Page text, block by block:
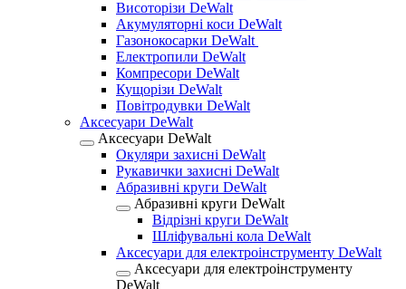
Висоторізи DeWalt
Акумуляторні коси DeWalt
Газонокосарки DeWalt
Електропили DeWalt
Компресори DeWalt
Кущорізи DeWalt
Повітродувки DeWalt
Аксесуари DeWalt
Аксесуари DeWalt
Окуляри захисні DeWalt
Рукавички захисні DeWalt
Абразивні круги DeWalt
Абразивні круги DeWalt
Відрізні круги DeWalt
Шліфувальні кола DeWalt
Аксесуари для електроінструменту DeWalt
Аксесуари для електроінструменту
DeWalt